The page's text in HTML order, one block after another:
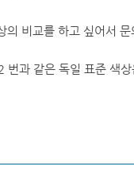
의 비교를 하고 싶어서
과 같은 독일 표준 색